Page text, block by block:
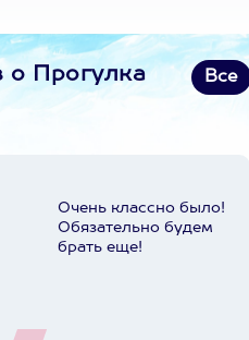
о Прогулка
Все
Очень классно было!
Обязательно будем
брать еще!